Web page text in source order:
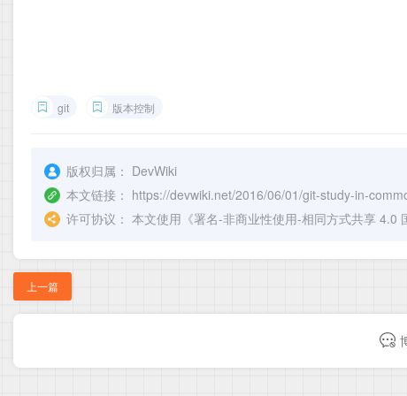
git 版本控制
版权归属： DevWiki
本文链接： https://devwiki.net/2016/06/01/git-study-in-
许可协议： 本文使用《署名-非商业性使用-相同方式共享 4.0
上一篇